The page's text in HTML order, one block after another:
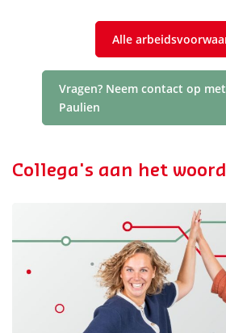
Alle
Vragen? Neem contact op met
Paulien
Collega's aan het woord